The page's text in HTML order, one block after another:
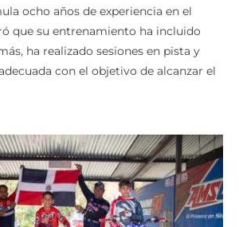
que su entrenamiento ha incluido
ha realizado sesiones en pista y
con el objetivo de alcanzar el